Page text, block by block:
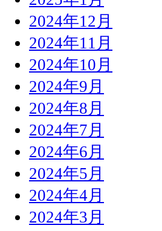
2024年12月
2024年11月
2024年10月
2024年9月
2024年8月
2024年7月
2024年6月
2024年5月
2024年4月
2024年3月